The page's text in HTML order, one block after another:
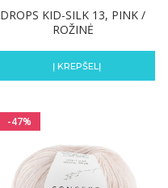
DROPS KID-SILK 13, PINK /
ROŽINĖ
Į KREPŠELĮ
-47%